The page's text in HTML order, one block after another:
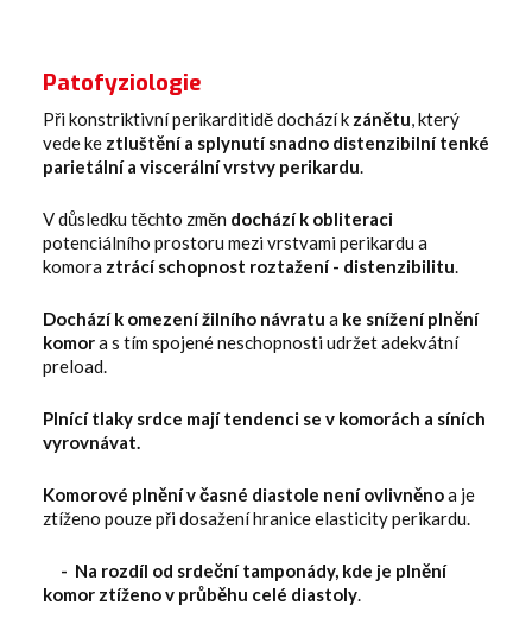
Patofyziologie
Při konstriktivní perikarditidě dochází k zánětu, který
vede ke ztluštění a splynutí snadno distenzibilní tenké
parietální a viscerální vrstvy perikardu.
‍V důsledku těchto změn dochází k obliteraci
potenciálního prostoru mezi vrstvami perikardu a
komora ztrácí schopnost roztažení - distenzibilitu.
Dochází k omezení žilního návratu a ke snížení plnění
komora s tím spojené neschopnosti udržet adekvátní
preload.
Plnící tlaky srdce mají tendenci se v komorách a síních
vyrovnávat.
Komorové plnění v časné diastole není ovlivněnoa je
ztíženo pouze při dosažení hranice elasticity perikardu.
- Na rozdíl od srdeční tamponády, kde je plnění
komor ztíženo v průběhu celé diastoly.